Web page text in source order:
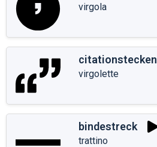
virgola
citationstecken
virgolette
bindestreck
trattino